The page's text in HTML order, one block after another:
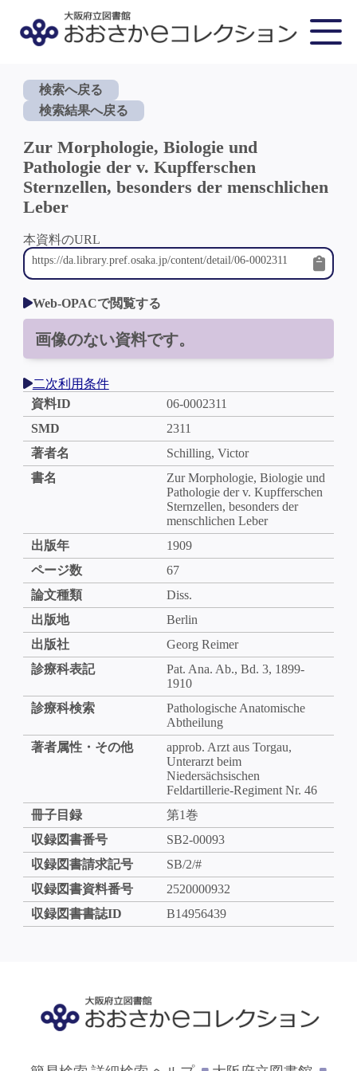
検索へ戻る
検索結果へ戻る
Zur Morphologie, Biologie und
Pathologie der v. Kupfferschen
Sternzellen, besonders der menschlichen
Leber
本資料のURL
Web-OPACで閲覧する
画像のない資料です。
二次利用条件
資料ID
06-0002311
SMD
2311
著者名
Schilling, Victor
書名
Zur Morphologie, Biologie und
Pathologie der v. Kupfferschen
Sternzellen, besonders der
menschlichen Leber
出版年
1909
ページ数
67
論文種類
Diss.
出版地
Berlin
出版社
Georg Reimer
診療科表記
Pat. Ana. Ab., Bd. 3, 1899-
1910
診療科検索
Pathologische Anatomische
Abtheilung
著者属性・その他
approb. Arzt aus Torgau,
Unterarzt beim
Niedersächsischen
Feldartillerie-Regiment Nr. 46
冊子目録
第1巻
収録図書番号
SB2-00093
収録図書請求記号
SB/2/#
収録図書資料番号
2520000932
収録図書書誌ID
B14956439